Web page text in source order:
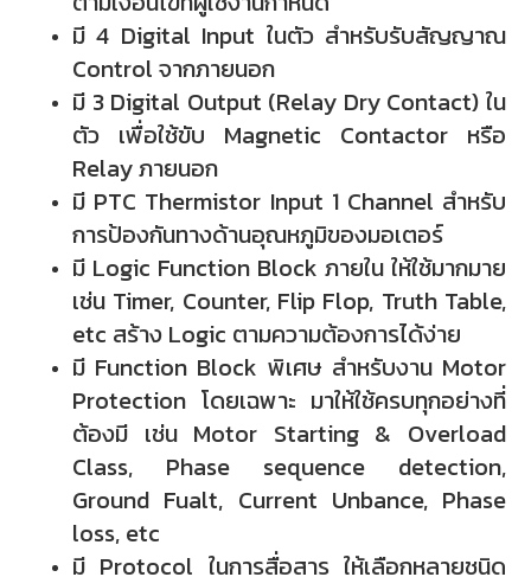
มี 4 Digital Input ในตัว สำหรับรับสัญญาณ
Control จากภายนอก
มี 3 Digital Output (Relay Dry Contact) ใน
ตัว เพื่อใช้ขับ Magnetic Contactor หรือ
Relay ภายนอก
มี PTC Thermistor Input 1 Channel สำหรับ
การป้องกันทางด้านอุณหภูมิของมอเตอร์
มี Logic Function Block ภายใน ให้ใช้มากมาย
เช่น Timer, Counter, Flip Flop, Truth Table,
etc สร้าง Logic ตามความต้องการได้ง่าย
มี Function Block พิเศษ สำหรับงาน Motor
Protection โดยเฉพาะ มาให้ใช้ครบทุกอย่างที่
ต้องมี เช่น Motor Starting & Overload
Class, Phase sequence detection,
Ground Fualt, Current Unbance, Phase
loss, etc
มี Protocol ในการสื่อสาร ให้เลือกหลายชนิด